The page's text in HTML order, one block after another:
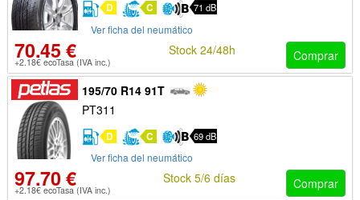
D C 71 dB
Ver ficha del neumático
70.45 €
+2.18€ ecoTasa (IVA inc.) Comprar
Stock 24/48h
195/70 R14 91T
PT311
D C 69 dB
Ver ficha del neumático
97.70 €
+2.18€ ecoTasa (IVA inc.) Comprar
Stock 5/6 días